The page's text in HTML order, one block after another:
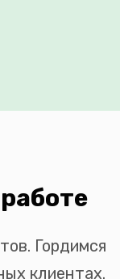
Гордимся
клиентах.